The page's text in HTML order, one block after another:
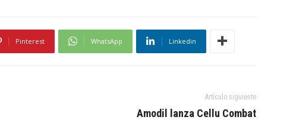
Pinterest WhatsApp Linkedin
Artículo siguiente
Amodil lanza Cellu Combat